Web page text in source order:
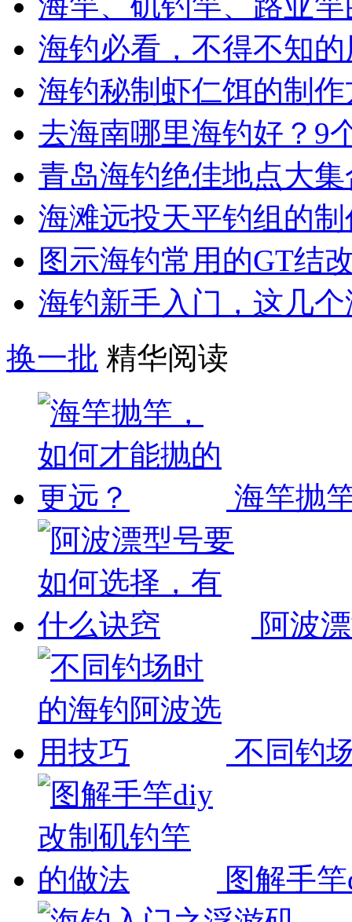
海钓必看，不得不知
海钓秘制虾仁饵的制
去海南哪里海钓好？9
青岛海钓绝佳地点大集
海滩远投天平钓组的
图示海钓常用的GT结
海钓新手入门，这几
换一批 精华阅读
海竿抛
阿波
不同钓
图解手